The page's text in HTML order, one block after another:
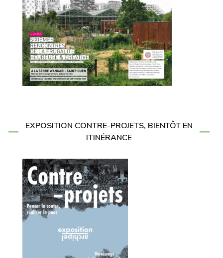
EXPOSITION CONTRE-PROJETS, BIENTÔT EN
ITINÉRANCE